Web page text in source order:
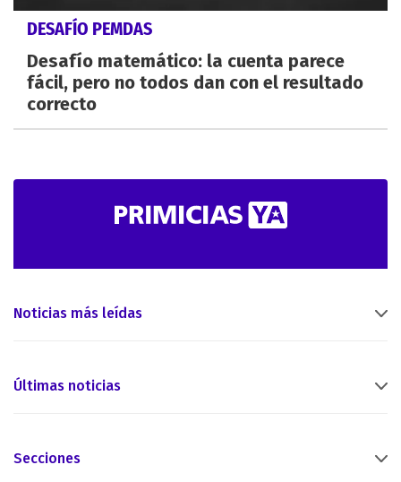
DESAFÍO PEMDAS
Desafío matemático: la cuenta parece
fácil, pero no todos dan con el resultado
correcto
Noticias más leídas
Últimas noticias
Secciones